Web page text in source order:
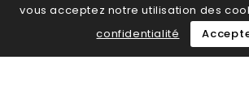
vous acceptez notre utilisation des
confidentialité